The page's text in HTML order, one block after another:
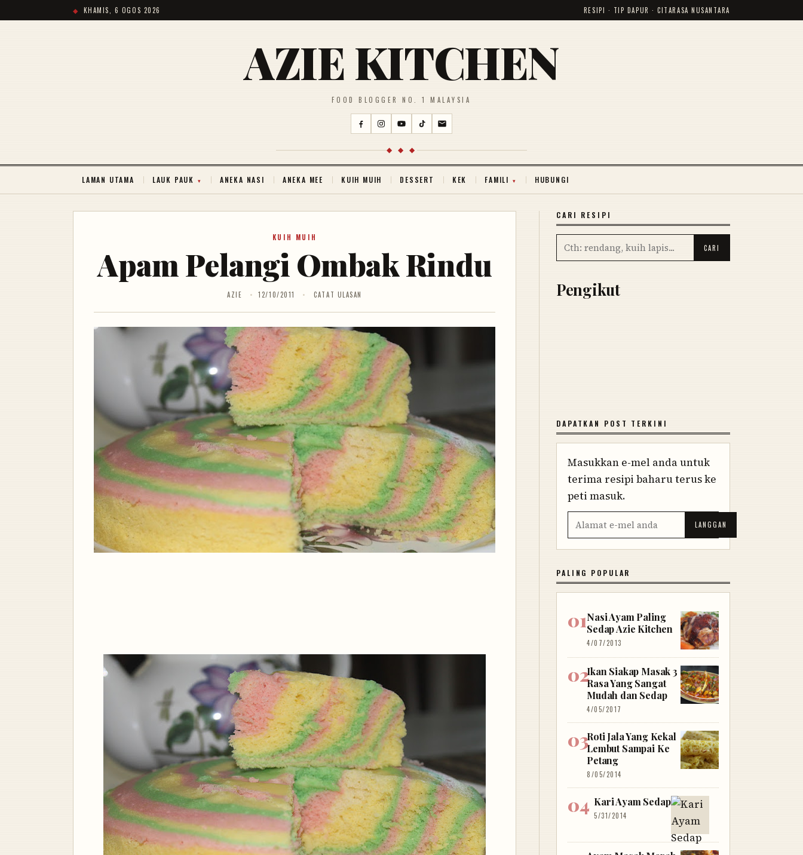
KHAMIS, 6 OGOS 2026 RESIPI · TIP DAPUR · CITARASA NUSANTARA
AZIE KITCHEN
FOOD BLOGGER NO. 1 MALAYSIA
◆ ◆ ◆
LAMAN UTAMA LAUK PAUK ANEKA NASI ANEKA MEE KUIH MUIH DESSERT KEK FAMILI HUBUNGI
KUIH MUIH
Apam Pelangi Ombak Rindu
AZIE 12/10/2011 CATAT ULASAN
CARI RESIPI
Pengikut
DAPATKAN POST TERKINI
Masukkan e-mel anda untuk
terima resipi baharu terus ke
peti masuk.
PALING POPULAR
Nasi Ayam Paling
Sedap Azie Kitchen
4/07/2013
Ikan Siakap Masak 3
Rasa Yang Sangat
Mudah dan Sedap
4/05/2017
Roti Jala Yang Kekal
Lembut Sampai Ke
Petang
8/05/2014
Kari Ayam Sedap
5/31/2014